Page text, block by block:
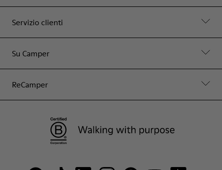
Servizio clienti
Su Camper
ReCamper